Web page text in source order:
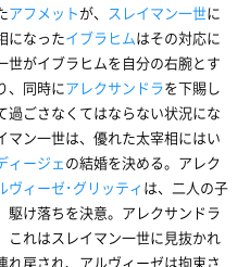
アフメットが、 スレイマン一世に
になったイブラヒムはその対応に
がイブラヒムを自分の右腕とす
、同時にアレクサンドラを下賜し
過ごさなくてはならない状況にな
マン一世は、優れた太宰相にはい
ィージェの結婚を決める。アレク
ヴィーゼ･グリッティ は、二人の子
け落ちを決意。アレクサンドラ
これはスレイマン一世に見抜かれ
れ戻され、アルヴィーゼは拘束さ